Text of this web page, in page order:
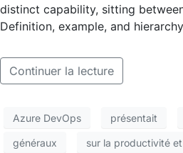
distinct capability, sitting
Definition, example, and
Continuer la lecture
Azure DevOps présentait
généraux sur la productivité